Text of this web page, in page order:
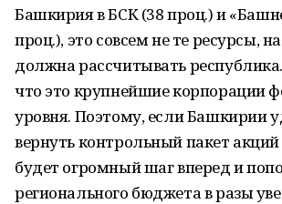
Башкирия в БСК (38 проц.) и
проц.), это совсем не те ресурсы,
должна рассчитывать
что это крупнейшие корпорации
уровня. Поэтому, если Башкирии
вернуть контрольный пакет акций
будет огромный шаг вперед и
регионального бюджета в разы